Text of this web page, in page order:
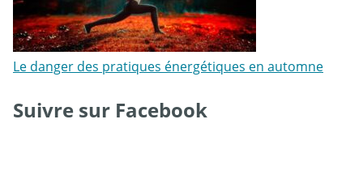
Le danger des pratiques énergétiques en automne
Suivre sur Facebook